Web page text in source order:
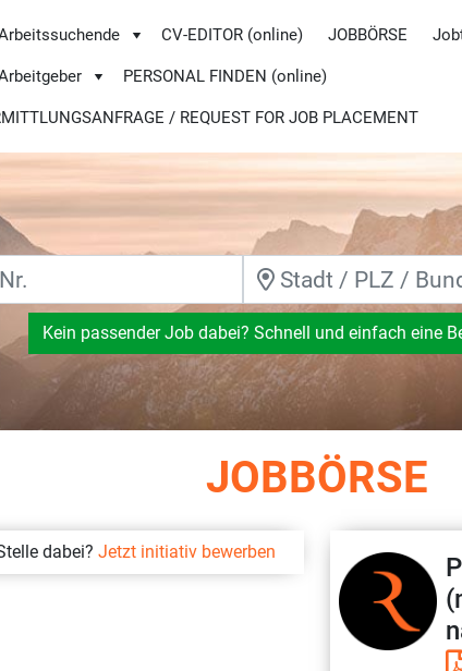
CV-EDITOR (online) JOBBÖRSE
PERSONAL FINDEN (online)
/ REQUEST FOR JOB PLACEMENT
Kein passender Job dabei? Schnell und einfach eine
JOBBÖRSE
dabei? Jetzt initiativ bewerben